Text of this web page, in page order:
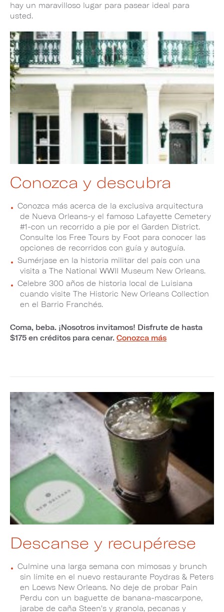
hay un maravilloso lugar para pasear ideal para
usted.
Conozca y descubra
Conozca más acerca de la exclusiva arquitectura
de Nueva Orleans-y el famoso Lafayette Cemetery
#1-con un recorrido a pie por el Garden District.
Consulte los Free Tours by Foot para conocer las
opciones de recorridos con guía y autoguía.
Sumérjase en la historia militar del país con una
visita a The National WWII Museum New Orleans.
Celebre 300 años de historia local de Luisiana
cuando visite The Historic New Orleans Collection
en el Barrio Franchés.
Coma, beba. ¡Nosotros invitamos! Disfrute de hasta
$175 en créditos para cenar. Conozca más
Descanse y recupérese
Culmine una larga semana con mimosas y brunch
sin límite en el nuevo restaurante Poydras & Peters
en Loews New Orleans. No deje de probar Pain
Perdu con un baguette de banana-mascarpone,
jarabe de caña Steen's y granola, pecanas y